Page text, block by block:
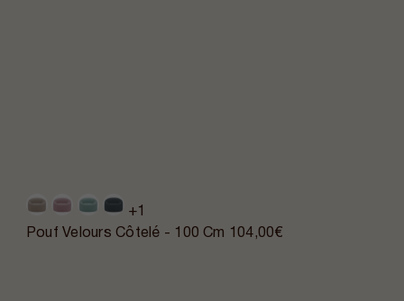
+1
Pouf Velours Côtelé - 100 Cm
104,00€